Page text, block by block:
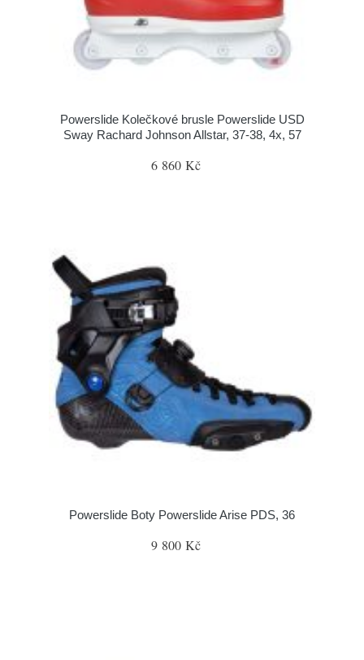
Powerslide Kolečkové brusle Powerslide USD
Sway Rachard Johnson Allstar, 37-38, 4x, 57
6 860 Kč
Powerslide Boty Powerslide Arise PDS, 36
9 800 Kč